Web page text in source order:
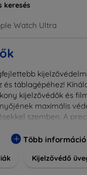
keresés
Watch Ultra
és táblagépéhez!
kijelzővédők és
maximális
szemben. A
képet is
közül, hogy a
Több információ
Kijelzővédő